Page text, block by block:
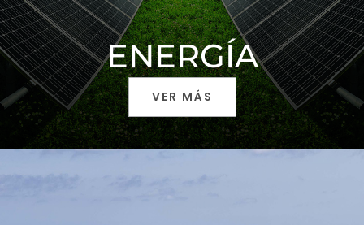
ENERGÍA
VER MÁS